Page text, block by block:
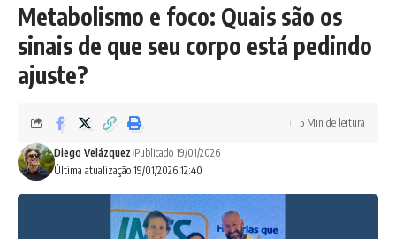
Metabolismo e foco: Quais são os
sinais de que seu corpo está pedindo
ajuste?
Última atualização 19/01/2026 12:40
Diego Velázquez Publicado 19/01/2026
5 Min de leitura